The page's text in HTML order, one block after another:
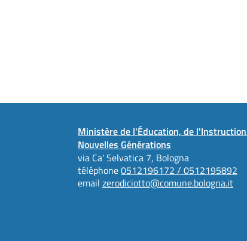
Ministère de l'Éducation, de
Nouvelles Générations
via Ca' Selvatica 7, Bologna
téléphone0512196172 / 0512195892
email zerodiciotto@comune.bologna.it